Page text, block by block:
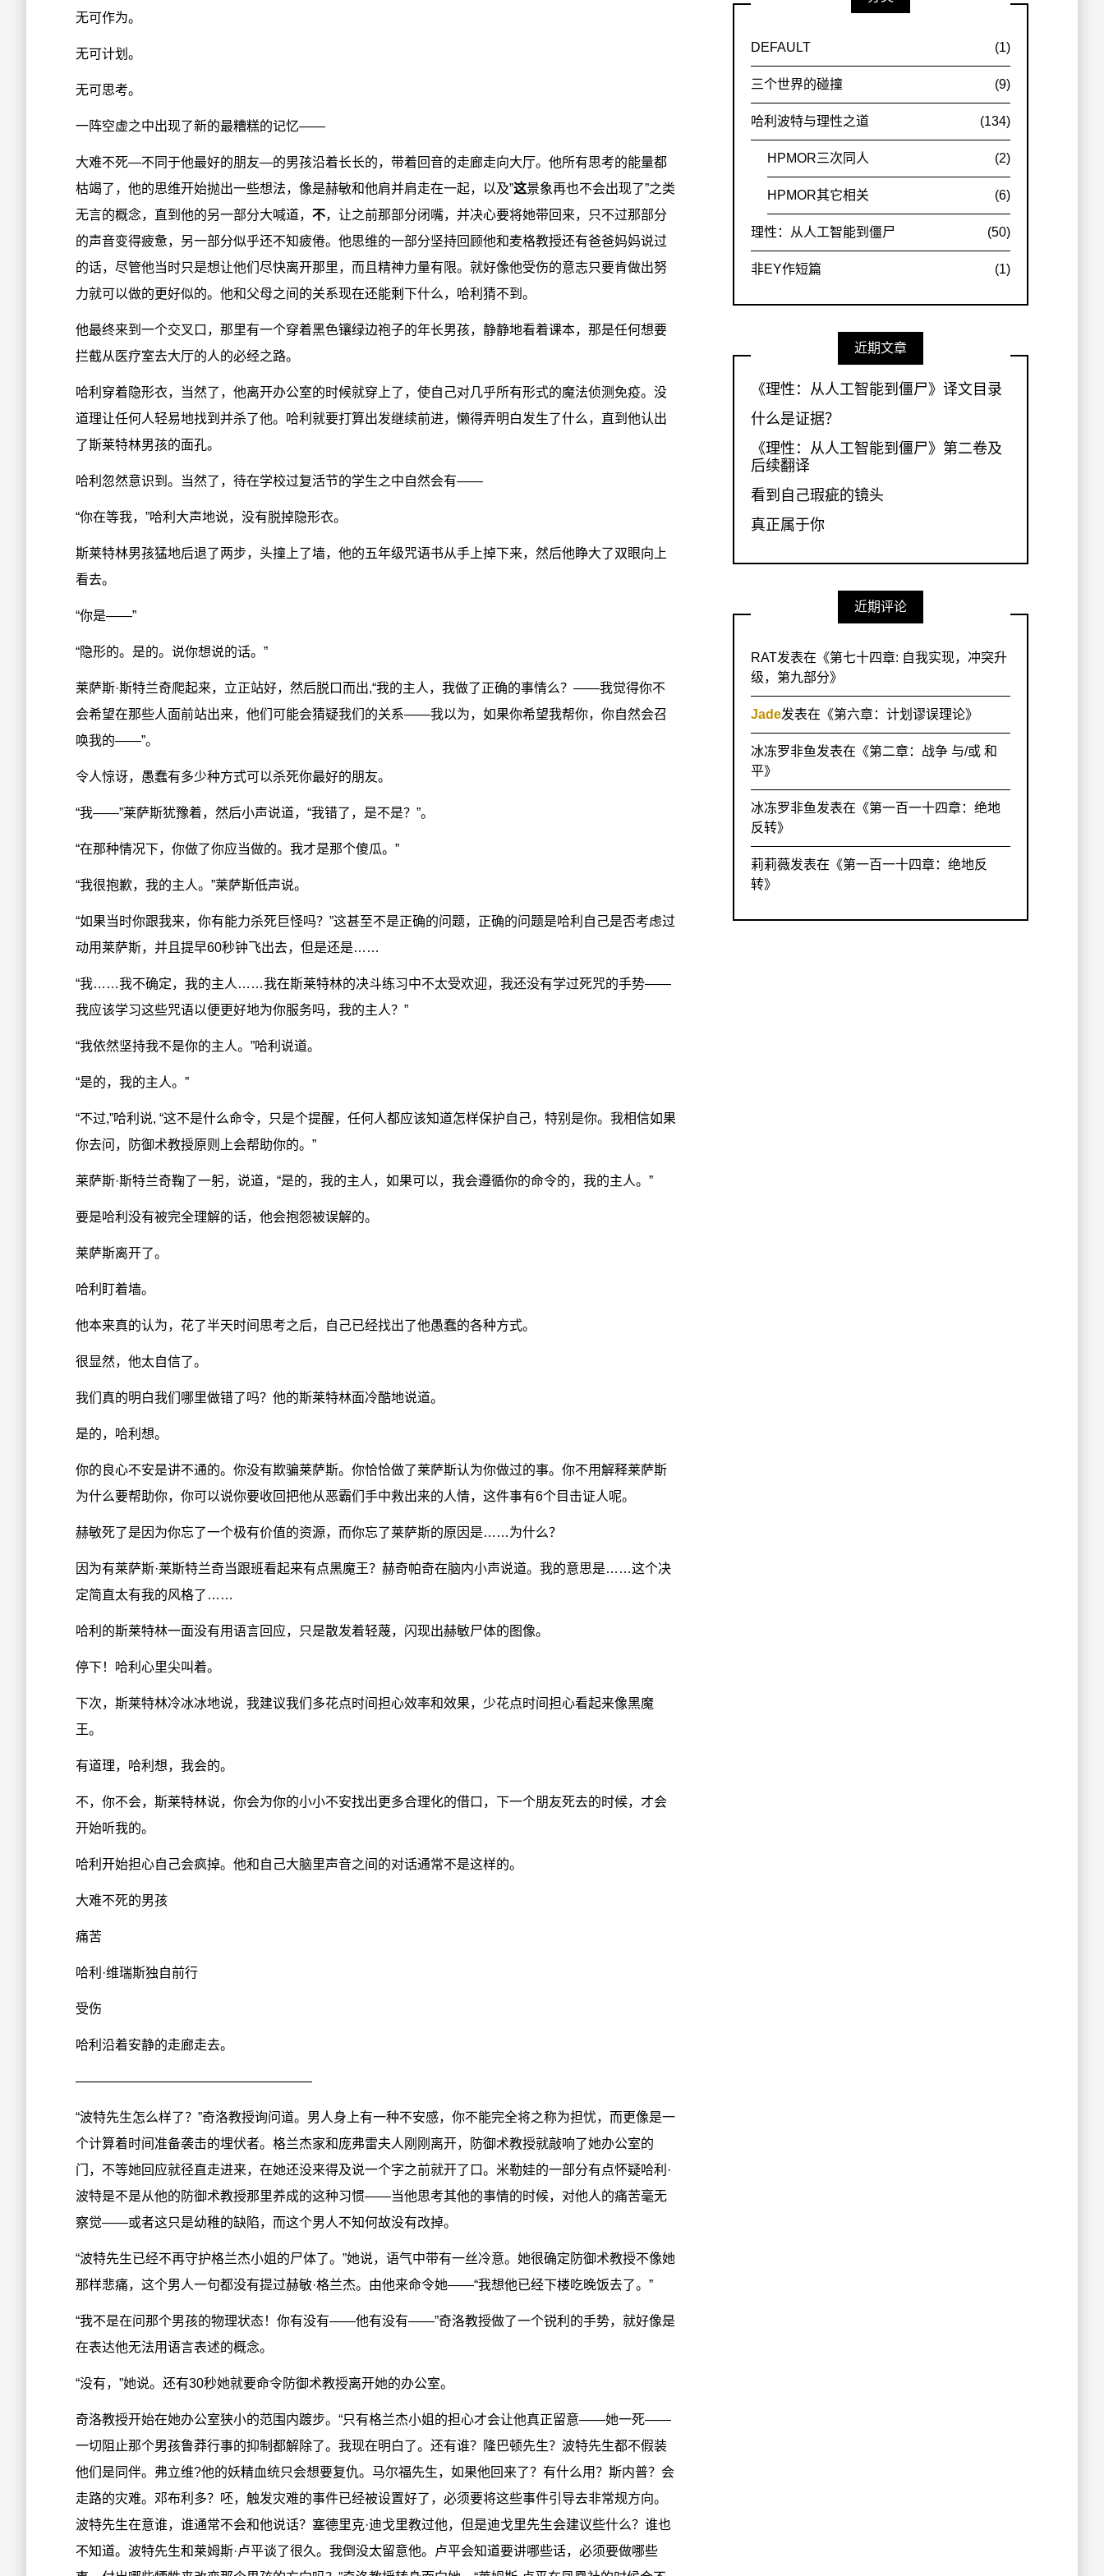
无可作为。
无可计划。
无可思考。
一阵空虚之中出现了新的最糟糕的记忆——
大难不死—不同于他最好的朋友—的男孩沿着长长的，带着回音的走廊走向大厅。他所有思考的能量都
枯竭了，他的思维开始抛出一些想法，像是赫敏和他肩并肩走在一起，以及”这景象再也不会出现了”之类
无言的概念，直到他的另一部分大喊道， 不，让之前那部分闭嘴，并决心要将她带回来，只不过那部分
的声音变得疲惫，另一部分似乎还不知疲倦。他思维的一部分坚持回顾他和麦格教授还有爸爸妈妈说过
的话，尽管他当时只是想让他们尽快离开那里，而且精神力量有限。就好像他受伤的意志只要肯做出努
力就可以做的更好似的。他和父母之间的关系现在还能剩下什么，哈利猜不到。
他最终来到一个交叉口，那里有一个穿着黑色镶绿边袍子的年长男孩，静静地看着课本，那是任何想要
拦截从医疗室去大厅的人的必经之路。
哈利穿着隐形衣，当然了，他离开办公室的时候就穿上了，使自己对几乎所有形式的魔法侦测免疫。没
道理让任何人轻易地找到并杀了他。哈利就要打算出发继续前进，懒得弄明白发生了什么，直到他认出
了斯莱特林男孩的面孔。
哈利忽然意识到。当然了，待在学校过复活节的学生之中自然会有——
“你在等我，”哈利大声地说，没有脱掉隐形衣。
斯莱特林男孩猛地后退了两步，头撞上了墙，他的五年级咒语书从手上掉下来，然后他睁大了双眼向上
看去。
“你是——”
“隐形的。是的。说你想说的话。”
莱萨斯·斯特兰奇爬起来，立正站好，然后脱口而出,“我的主人，我做了正确的事情么？——我觉得你不
会希望在那些人面前站出来，他们可能会猜疑我们的关系——我以为，如果你希望我帮你，你自然会召
唤我的——”。
令人惊讶，愚蠢有多少种方式可以杀死你最好的朋友。
“我——”莱萨斯犹豫着，然后小声说道，“我错了，是不是？”。
“在那种情况下，你做了你应当做的。我才是那个傻瓜。”
“我很抱歉，我的主人。”莱萨斯低声说。
“如果当时你跟我来，你有能力杀死巨怪吗？”这甚至不是正确的问题，正确的问题是哈利自己是否考虑过
动用莱萨斯，并且提早60秒钟飞出去，但是还是……
“我……我不确定，我的主人……我在斯莱特林的决斗练习中不太受欢迎，我还没有学过死咒的手势——
我应该学习这些咒语以便更好地为你服务吗，我的主人？”
“我依然坚持我不是你的主人。”哈利说道。
“是的，我的主人。”
“不过,”哈利说, “这不是什么命令，只是个提醒，任何人都应该知道怎样保护自己，特别是你。我相信如果
你去问，防御术教授原则上会帮助你的。”
莱萨斯·斯特兰奇鞠了一躬，说道，“是的，我的主人，如果可以，我会遵循你的命令的，我的主人。”
要是哈利没有被完全理解的话，他会抱怨被误解的。
莱萨斯离开了。
哈利盯着墙。
他本来真的认为，花了半天时间思考之后，自己已经找出了他愚蠢的各种方式。
很显然，他太自信了。
我们真的明白我们哪里做错了吗？他的斯莱特林面冷酷地说道。
是的，哈利想。
你的良心不安是讲不通的。你没有欺骗莱萨斯。你恰恰做了莱萨斯认为你做过的事。你不用解释莱萨斯
为什么要帮助你，你可以说你要收回把他从恶霸们手中救出来的人情，这件事有6个目击证人呢。
赫敏死了是因为你忘了一个极有价值的资源，而你忘了莱萨斯的原因是……为什么？
因为有莱萨斯·莱斯特兰奇当跟班看起来有点黑魔王？赫奇帕奇在脑内小声说道。我的意思是……这个决
定简直太有我的风格了……
哈利的斯莱特林一面没有用语言回应，只是散发着轻蔑，闪现出赫敏尸体的图像。
停下！哈利心里尖叫着。
下次，斯莱特林冷冰冰地说，我建议我们多花点时间担心效率和效果，少花点时间担心看起来像黑魔
王。
有道理，哈利想，我会的。
不，你不会，斯莱特林说，你会为你的小小不安找出更多合理化的借口，下一个朋友死去的时候，才会
开始听我的。
哈利开始担心自己会疯掉。他和自己大脑里声音之间的对话通常不是这样的。
大难不死的男孩
痛苦
哈利·维瑞斯独自前行
受伤
哈利沿着安静的走廊走去。
——————————————————
“波特先生怎么样了？”奇洛教授询问道。男人身上有一种不安感，你不能完全将之称为担忧，而更像是一
个计算着时间准备袭击的埋伏者。格兰杰家和庞弗雷夫人刚刚离开，防御术教授就敲响了她办公室的
门，不等她回应就径直走进来，在她还没来得及说一个字之前就开了口。米勒娃的一部分有点怀疑哈利·
波特是不是从他的防御术教授那里养成的这种习惯——当他思考其他的事情的时候，对他人的痛苦毫无
察觉——或者这只是幼稚的缺陷，而这个男人不知何故没有改掉。
“波特先生已经不再守护格兰杰小姐的尸体了。”她说，语气中带有一丝冷意。她很确定防御术教授不像她
那样悲痛，这个男人一句都没有提过赫敏·格兰杰。由他来命令她——“我想他已经下楼吃晚饭去了。”
“我不是在问那个男孩的物理状态！你有没有——他有没有——”奇洛教授做了一个锐利的手势，就好像是
在表达他无法用语言表述的概念。
“没有，”她说。还有30秒她就要命令防御术教授离开她的办公室。
奇洛教授开始在她办公室狭小的范围内踱步。“只有格兰杰小姐的担心才会让他真正留意——她一死——
一切阻止那个男孩鲁莽行事的抑制都解除了。我现在明白了。还有谁？隆巴顿先生？波特先生都不假装
他们是同伴。弗立维?他的妖精血统只会想要复仇。马尔福先生，如果他回来了？有什么用？斯内普？会
走路的灾难。邓布利多？呸，触发灾难的事件已经被设置好了，必须要将这些事件引导去非常规方向。
波特先生在意谁，谁通常不会和他说话？塞德里克·迪戈里教过他，但是迪戈里先生会建议些什么？谁也
不知道。波特先生和莱姆斯·卢平谈了很久。我倒没太留意他。卢平会知道要讲哪些话，必须要做哪些
DEFAULT (1)
三个世界的碰撞 (9)
哈利波特与理性之道 (134)
HPMOR三次同人 (2)
HPMOR其它相关 (6)
理性：从人工智能到僵尸 (50)
非EY作短篇 (1)
近期文章
《理性：从人工智能到僵尸》译文目录
什么是证据？
《理性：从人工智能到僵尸》第二卷及
后续翻译
看到自己瑕疵的镜头
真正属于你
近期评论
RAT发表在《第七十四章: 自我实现，冲突升
级，第九部分》
Jade发表在《第六章：计划谬误理论》
冰冻罗非鱼发表在《第二章：战争 与/或 和
平》
冰冻罗非鱼发表在《第一百一十四章：绝地
反转》
莉莉薇发表在《第一百一十四章：绝地反
转》